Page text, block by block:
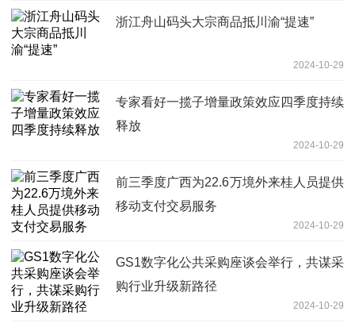
浙江舟山码头大宗商品抵川渝“提速”
2024-10-29
专家看好一揽子增量政策效应四季度持续
释放
2024-10-29
前三季度广西为22.6万境外来桂人员提供
移动支付交易服务
2024-10-29
GS1数字化公共采购座谈会举行，共谋采
购行业升级新路径
2024-10-29